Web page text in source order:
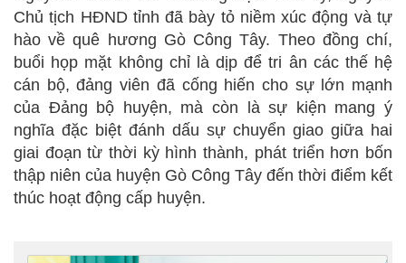
Chủ tịch HĐND tỉnh đã bày tỏ niềm xúc động và tự
hào về quê hương Gò Công Tây. Theo đồng chí,
buổi họp mặt không chỉ là dịp để tri ân các thế hệ
cán bộ, đảng viên đã cống hiến cho sự lớn mạnh
của Đảng bộ huyện, mà còn là sự kiện mang ý
nghĩa đặc biệt đánh dấu sự chuyển giao giữa hai
giai đoạn từ thời kỳ hình thành, phát triển hơn bốn
thập niên của huyện Gò Công Tây đến thời điểm kết
thúc hoạt động cấp huyện.